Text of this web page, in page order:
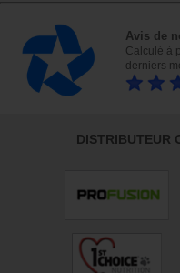
Avis de
Calculé à
derniers
DISTRIBUTEUR